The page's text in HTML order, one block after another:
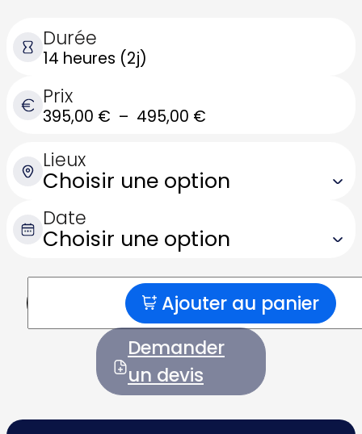
Durée
14 heures (2j)
Prix
395,00 € – 495,00 €
395,00 €
495,00 €
Lieux
Date
quantité
Ajouter au panier
Demander
un devis